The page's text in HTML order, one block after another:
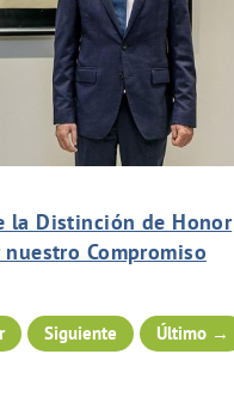
la Distinción de Honor
Compromiso
Siguiente Último →